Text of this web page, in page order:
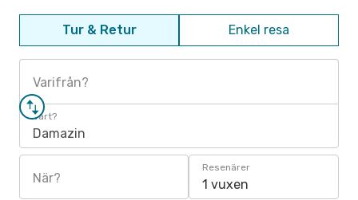
Tur & Retur Enkel resa
Varifrån?
Vart?
Damazin
När?
Resenärer
1 vuxen